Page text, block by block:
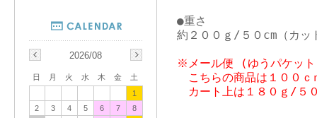
●重さ
※メール便 (ゆうパケット
こちらの商品は１００
2026/08
日 月 火 水 木 金
土
1
2
3 4 5 6 7
8